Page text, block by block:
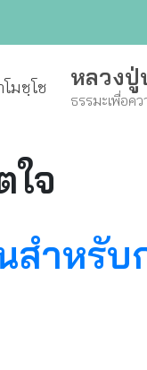
หลวงปู่
ธรรมะเพื่อค
ใจ
สำหรับ